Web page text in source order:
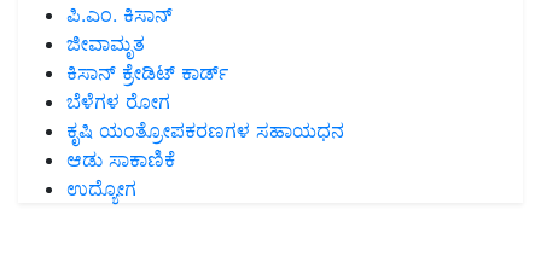
ಪಿ.ಎಂ. ಕಿಸಾನ್
ಜೀವಾಮೃತ
ಕಿಸಾನ್ ಕ್ರೇಡಿಟ್ ಕಾರ್ಡ್
ಬೆಳೆಗಳ ರೋಗ
ಕೃಷಿ ಯಂತ್ರೋಪಕರಣಗಳ ಸಹಾಯಧನ
ಆಡು ಸಾಕಾಣಿಕೆ
ಉದ್ಯೋಗ